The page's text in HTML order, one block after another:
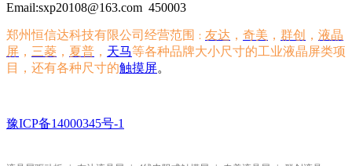
Email:sxp20108@163.com 450003
郑州恒信达科技有限公司经营范围 ： 友达 ， 奇美 ， 群创 ， 液晶
屏 ， 三菱 ， 夏普 ， 天马等各种品牌大小尺寸的工业液晶屏类项
目，还有各种尺寸的触摸屏。
豫ICP备14000345号-1